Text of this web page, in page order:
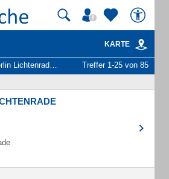
KARTE
- Unternehmen und Personen Treffer 1-25 von 85